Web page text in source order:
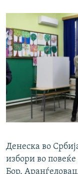
Денеска во
избори во
Бор,